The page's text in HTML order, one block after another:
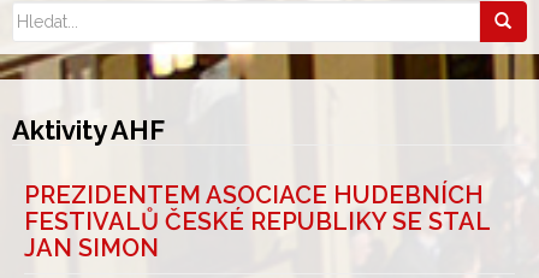
Aktivity AHF
PREZIDENTEM ASOCIACE HUDEBNÍCH
FESTIVALŮ ČESKÉ REPUBLIKY SE STAL
JAN SIMON